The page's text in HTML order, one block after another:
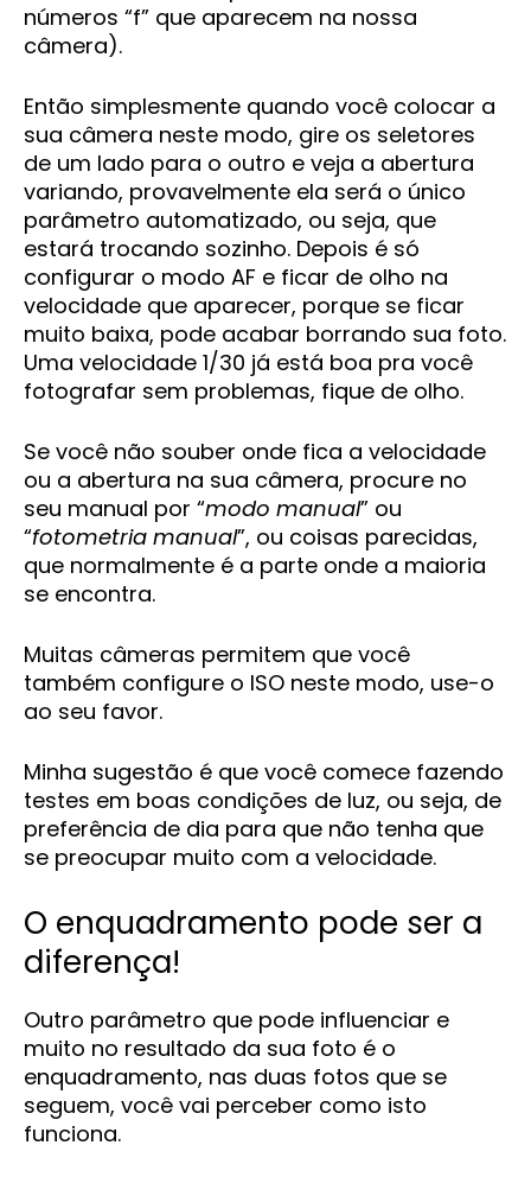
números “f” que aparecem na nossa
câmera).
Então simplesmente quando você colocar a
sua câmera neste modo, gire os seletores
de um lado para o outro e veja a abertura
variando, provavelmente ela será o único
parâmetro automatizado, ou seja, que
estará trocando sozinho. Depois é só
configurar o modo AF e ficar de olho na
velocidade que aparecer, porque se ficar
muito baixa, pode acabar borrando sua foto.
Uma velocidade 1/30 já está boa pra você
fotografar sem problemas, fique de olho.
Se você não souber onde fica a velocidade
ou a abertura na sua câmera, procure no
seu manual por “modo manual” ou
“fotometria manual”, ou coisas parecidas,
que normalmente é a parte onde a maioria
se encontra.
Muitas câmeras permitem que você
também configure o ISO neste modo, use-o
ao seu favor.
Minha sugestão é que você comece fazendo
testes em boas condições de luz, ou seja, de
preferência de dia para que não tenha que
se preocupar muito com a velocidade.
O enquadramento pode ser a
diferença!
Outro parâmetro que pode influenciar e
muito no resultado da sua foto é o
enquadramento, nas duas fotos que se
seguem, você vai perceber como isto
funciona.